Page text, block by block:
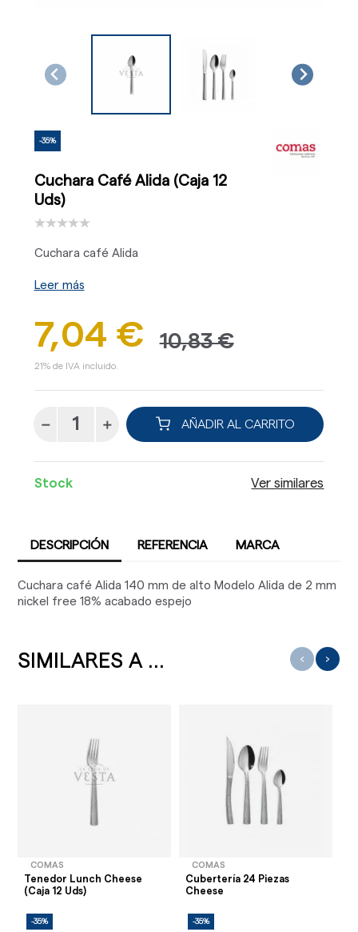
-35%
Cuchara Café Alida (Caja 12
Uds)
Cuchara café Alida
Leer más
7,04 € 10,83 €
21% de IVA incluido.
AÑADIR AL CARRITO
Stock Ver similares
DESCRIPCIÓN REFERENCIA MARCA
Cuchara café Alida 140 mm de alto Modelo Alida de 2 mm
nickel free 18% acabado espejo
SIMILARES A ...
COMAS
Tenedor Lunch Cheese
(Caja 12 Uds)
-35%
COMAS
Cubertería 24 Piezas
Cheese
-35%
‹ ›